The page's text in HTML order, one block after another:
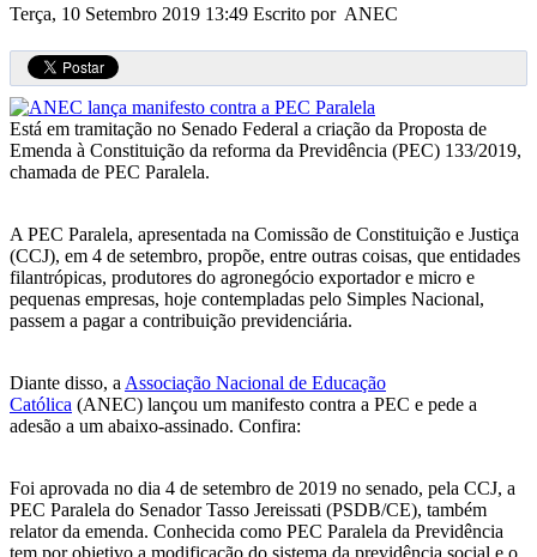
Terça, 10 Setembro 2019 13:49 Escrito por ANEC
Está em tramitação no Senado Federal a criação da Proposta de
Emenda à Constituição da reforma da Previdência (PEC) 133/2019,
chamada de PEC Paralela.
A PEC Paralela, apresentada na Comissão de Constituição e Justiça
(CCJ), em 4 de setembro, propõe, entre outras coisas, que entidades
filantrópicas, produtores do agronegócio exportador e micro e
pequenas empresas, hoje contempladas pelo Simples Nacional,
passem a pagar a contribuição previdenciária.
Diante disso, a Associação Nacional de Educação
Católica (ANEC) lançou um manifesto contra a PEC e pede a
adesão a um abaixo-assinado. Confira:
Foi aprovada no dia 4 de setembro de 2019 no senado, pela CCJ, a
PEC Paralela do Senador Tasso Jereissati (PSDB/CE), também
relator da emenda. Conhecida como PEC Paralela da Previdência
tem por objetivo a modificação do sistema da previdência social e o